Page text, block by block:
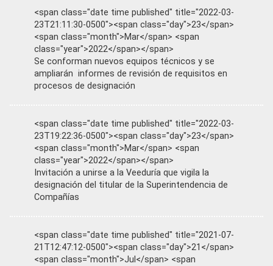
<span class="date time published" title="2022-03-
23T21:11:30-0500"><span class="day">23</span>
<span class="month">Mar</span> <span
class="year">2022</span></span>
Se conforman nuevos equipos técnicos y se
ampliarán informes de revisión de requisitos en
procesos de designación
<span class="date time published" title="2022-03-
23T19:22:36-0500"><span class="day">23</span>
<span class="month">Mar</span> <span
class="year">2022</span></span>
Invitación a unirse a la Veeduría que vigila la
designación del titular de la Superintendencia de
Compañías
<span class="date time published" title="2021-07-
21T12:47:12-0500"><span class="day">21</span>
<span class="month">Jul</span> <span